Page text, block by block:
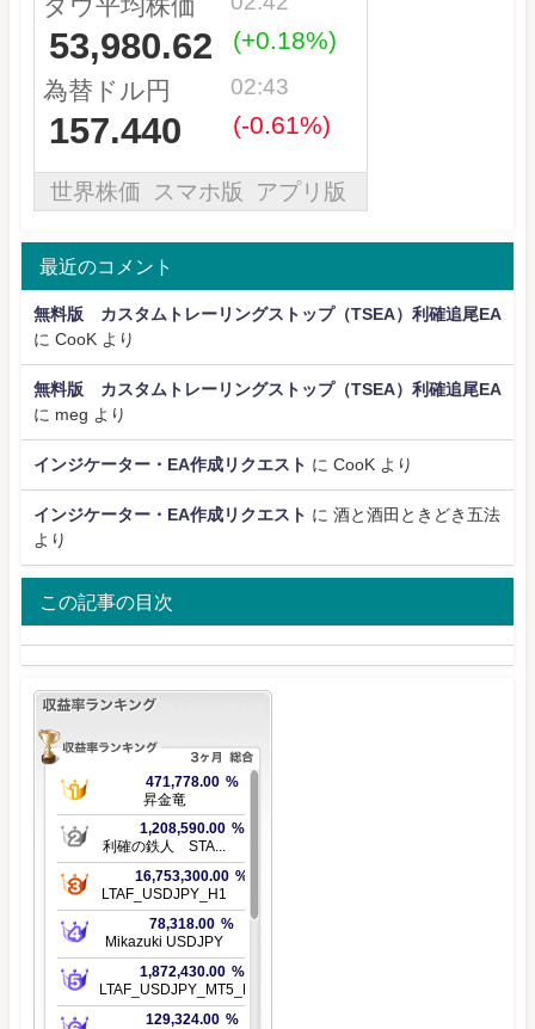
最近のコメント
無料版 カスタムトレーリングストップ（TSEA）利確追尾EA
に CooK より
無料版 カスタムトレーリングストップ（TSEA）利確追尾EA
に meg より
インジケーター・EA作成リクエスト に CooK より
インジケーター・EA作成リクエスト に 酒と酒田ときどき五法
より
この記事の目次